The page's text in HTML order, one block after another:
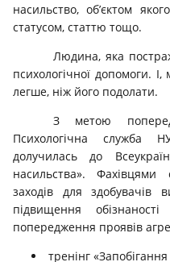
насильство, об’єктом
статусом, статтю тощо.
Людина, яка
психологічної допомоги.
легше, ніж його подолати.
З метою
Психологічна служба НУ
долучилась до
насильства».
заходів для здобувачів
підвищення
попередження проявів
тренінг